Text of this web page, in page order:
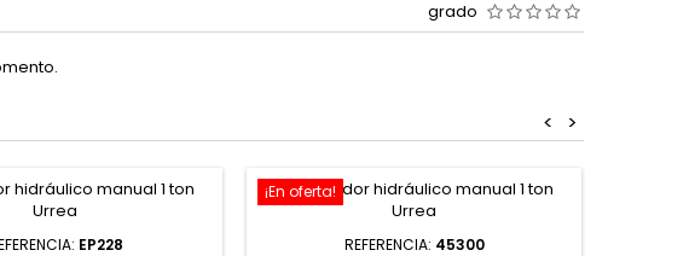
grado
>
<
EP228
¡En oferta!
REFERENCIA: 45300